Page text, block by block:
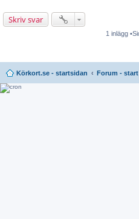
Skriv svar
1 inlägg
Körkort.se - startsidan Forum - start